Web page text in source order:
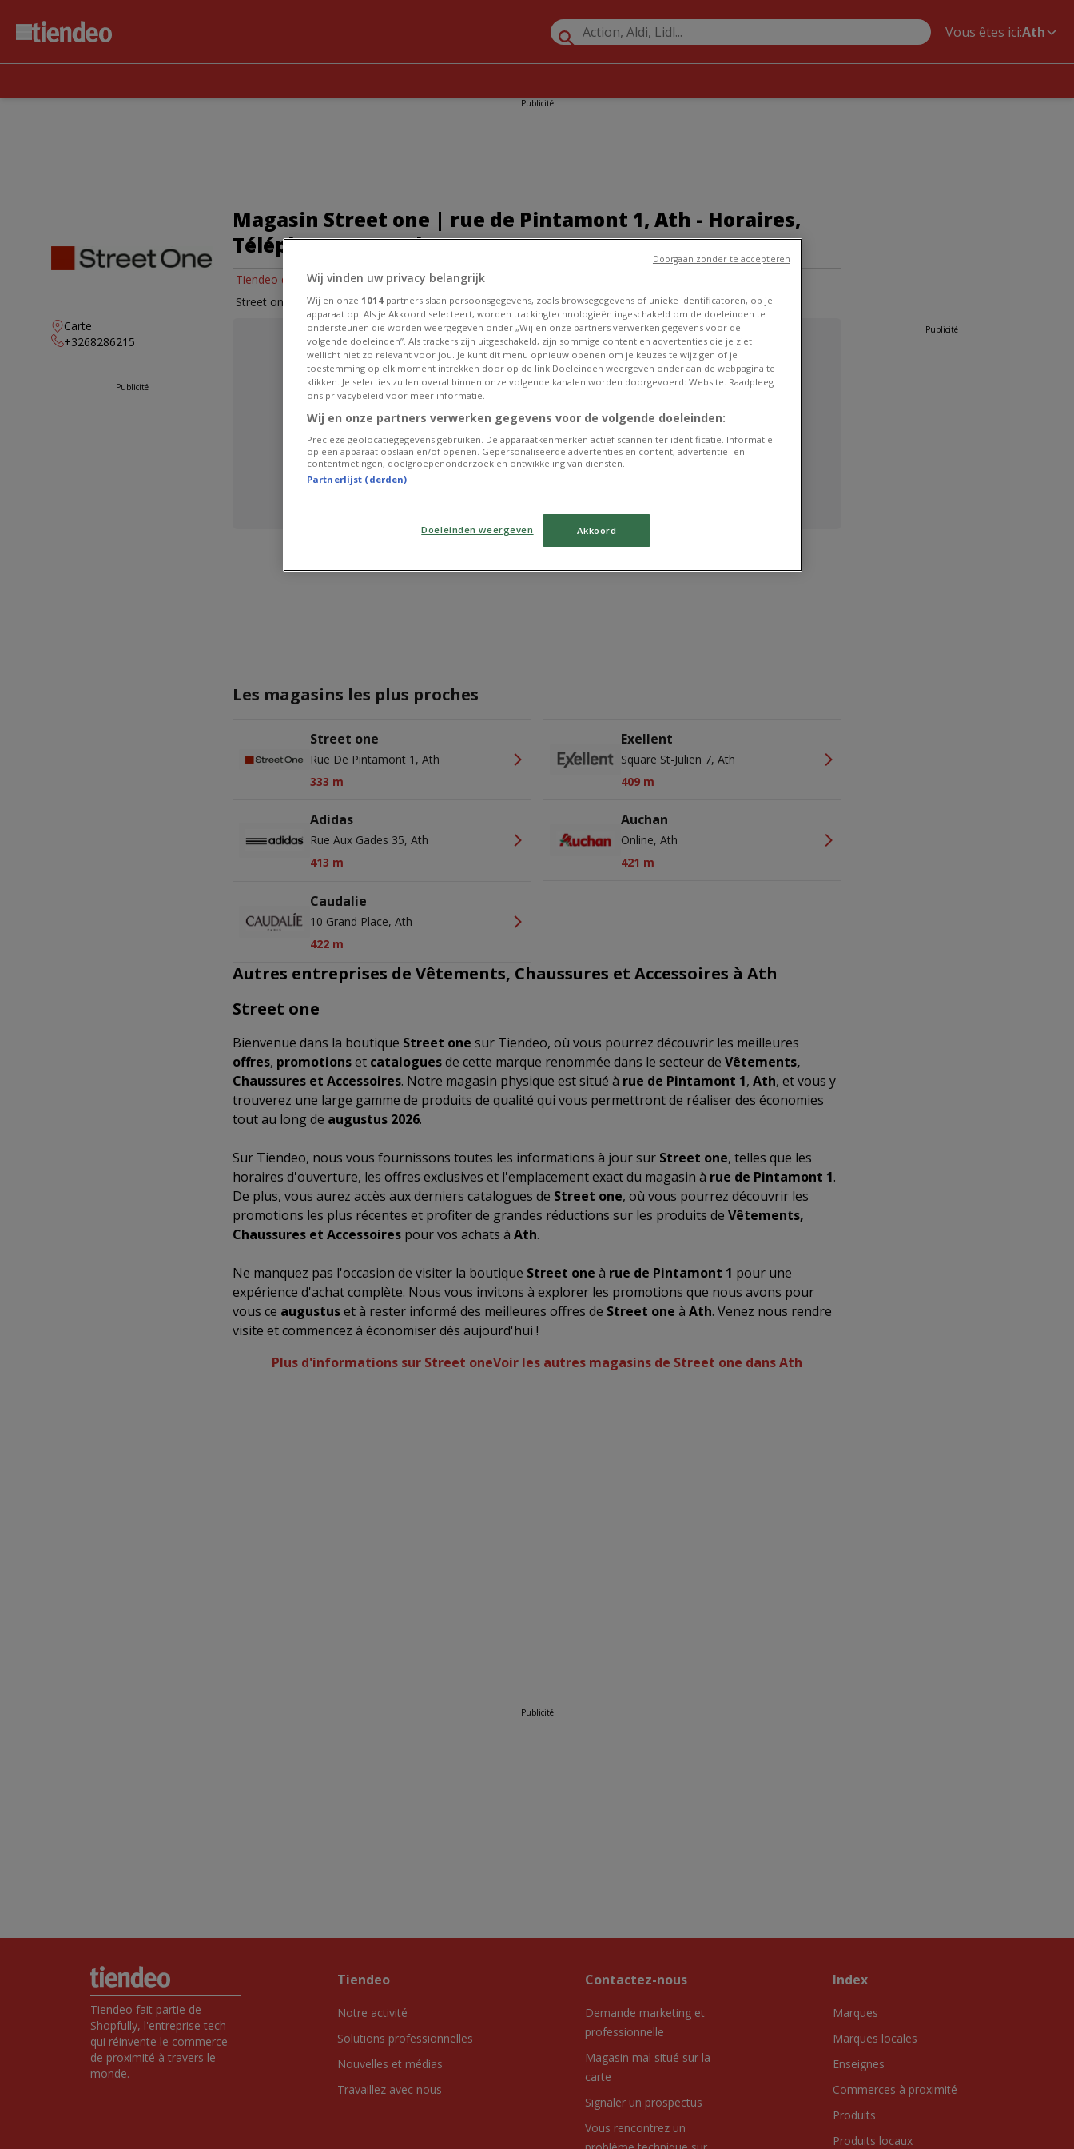
Vous êtes ici:Ath
Publicité
Magasin Street one | rue de Pintamont 1, Ath - Horaires,
Téléphone et Catalogues
Tiendeo dans Ath » Promos Vêtements, Chaussures et Accessoires à Ath
Street one | rue de Pintamont 1
Carte
+3268286215
Publicité
Publicité
Les magasins les plus proches
Street one
Rue De Pintamont 1, Ath
333 m
Exellent
Square St-Julien 7, Ath
409 m
Adidas
Rue Aux Gades 35, Ath
413 m
Auchan
Online, Ath
421 m
Caudalie
10 Grand Place, Ath
422 m
Autres entreprises de Vêtements, Chaussures et Accessoires à Ath
Street one
Bienvenue dans la boutique Street one sur Tiendeo, où vous pourrez découvrir les meilleures
offres, promotionset cataloguesde cette marque renommée dans le secteur de Vêtements,
Chaussures et Accessoires. Notre magasin physique est situé à rue de Pintamont 1, Ath, et vous y
trouverez une large gamme de produits de qualité qui vous permettront de réaliser des économies
tout au long de augustus 2026.
Sur Tiendeo, nous vous fournissons toutes les informations à jour sur Street one, telles que les
horaires d'ouverture, les offres exclusives et l'emplacement exact du magasin à rue de Pintamont 1.
De plus, vous aurez accès aux derniers catalogues de Street one, où vous pourrez découvrir les
promotions les plus récentes et profiter de grandes réductions sur les produits de Vêtements,
Chaussures et Accessoirespour vos achats à Ath.
Ne manquez pas l'occasion de visiter la boutique Street one à rue de Pintamont 1 pour une
expérience d'achat complète. Nous vous invitons à explorer les promotions que nous avons pour
vous ce augustuset à rester informé des meilleures offres de Street one à Ath. Venez nous rendre
visite et commencez à économiser dès aujourd'hui !
Plus d'informations sur Street oneVoir les autres magasins de Street one dans Ath
Publicité
Publicité
Tiendeo fait partie de
Shopfully, l'entreprise tech
qui réinvente le commerce
de proximité à travers le
monde.
Tiendeo
Notre activité
Solutions professionnelles
Nouvelles et médias
Travaillez avec nous
Contactez-nous
Demande marketing et
professionnelle
Magasin mal situé sur la
carte
Signaler un prospectus
Vous rencontrez un
Index
Marques
Marques locales
Enseignes
Commerces à proximité
Produits
Produits locaux
Wij vinden uw privacy belangrijk
Wij en onze 1014 partners slaan persoonsgegevens, zoals browsegegevens of unieke identificatoren, op je
apparaat op. Als je Akkoord selecteert, worden trackingtechnologieën ingeschakeld om de doeleinden te
ondersteunen die worden weergegeven onder „Wij en onze partners verwerken gegevens voor de
volgende doeleinden”. Als trackers zijn uitgeschakeld, zijn sommige content en advertenties die je ziet
wellicht niet zo relevant voor jou. Je kunt dit menu opnieuw openen om je keuzes te wijzigen of je
toestemming op elk moment intrekken door op de link Doeleinden weergeven onder aan de webpagina te
klikken. Je selecties zullen overal binnen onze volgende kanalen worden doorgevoerd: Website. Raadpleeg
ons privacybeleid voor meer informatie.
Wij en onze partners verwerken gegevens voor de volgende doeleinden:
Precieze geolocatiegegevens gebruiken. De apparaatkenmerken actief scannen ter identificatie. Informatie
op een apparaat opslaan en/of openen. Gepersonaliseerde advertenties en content, advertentie- en
contentmetingen, doelgroepenonderzoek en ontwikkeling van diensten.
Partnerlijst (derden)
Doeleinden weergeven Akkoord
Doorgaan zonder te accepteren